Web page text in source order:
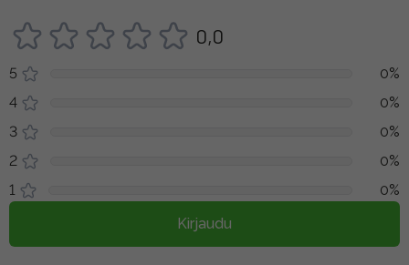
0,0
5
0%
4
0%
3
0%
2
0%
1
0%
Kirjaudu